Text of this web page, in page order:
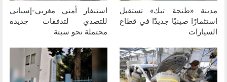
مدينة «طنجة تيك» تستقبل
استثمارًا صينيًا جديدًا في قطاع
السيارات
استنفار أمني مغربي-إسباني
للتصدي لتدفقات جديدة
محتملة نحو سبتة